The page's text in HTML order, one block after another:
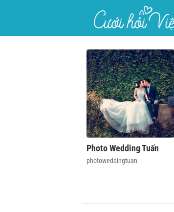
Photo Wedding Tuấn
photoweddingtuan